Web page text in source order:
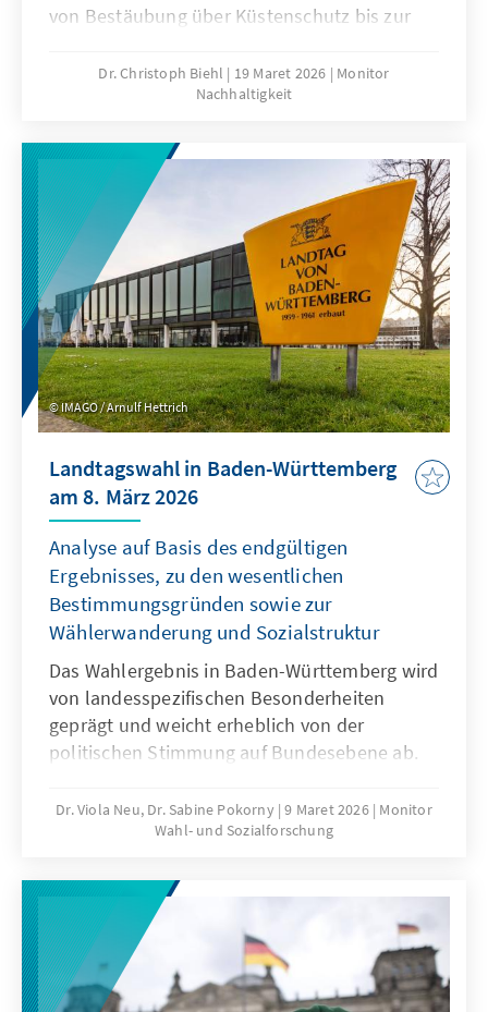
von Bestäubung über Küstenschutz bis zur
gehören zu den maßgeblichen Treibern des
Biodiversitätsrückgangs. Dabei entstehen
Investitionen und globale
Wertschöpfungsketten. Biodiversitätspolitik
sollte daher nicht nur als Umwelt-, sondern
auch als Wirtschaftspolitik begriffen werden,
an der alle relevanten Stakeholder mitwirken
müssen.
Dr. Christoph Biehl 19 Maret 2026
Monitor
Nachhaltigkeit
IMAGO / Arnulf Hettrich
Landtagswahl in Baden-Württemberg
am 8. März 2026
Analyse auf Basis des endgültigen
Ergebnisses, zu den wesentlichen
Bestimmungsgründen sowie zur
Wählerwanderung und Sozialstruktur
Das Wahlergebnis in Baden-Württemberg wird
von landesspezifischen Besonderheiten
geprägt und weicht erheblich von der
politischen Stimmung auf Bundesebene ab.
Ergebnisse und geht dabei auf die
Wählerwanderungen und die wesentlichen
Wahltagsbefragungen und Umfragen im
Vorfeld wird u.a. die Bedeutung der
Einschätzungen von Spitzenpersonal,
Parteikompetenzen sowie politischen
Themen für das Wahlergebnis erläutert.
Dr. Viola Neu, Dr. Sabine Pokorny 9 Maret 2026 Monitor
Wahl- und Sozialforschung